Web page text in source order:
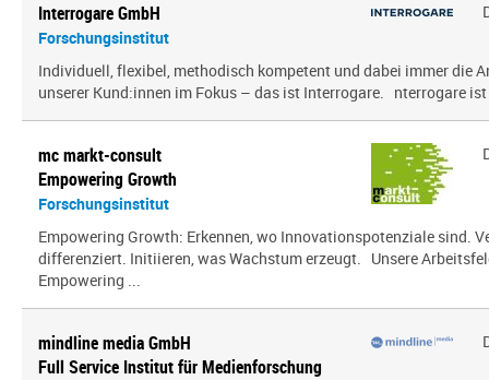
Interrogare GmbH
Forschungsinstitut
Individuell, flexibel, methodisch kompetent und dabei immer die
unserer Kund:innen im Fokus – das ist Interrogare. nterrogare
mc markt-consult
Empowering Growth
Forschungsinstitut
Empowering Growth: Erkennen, wo Innovationspotenziale sind.
differenziert. Initiieren, was Wachstum erzeugt. Unsere
Empowering ...
mindline media GmbH
Full Service Institut für Medienforschung